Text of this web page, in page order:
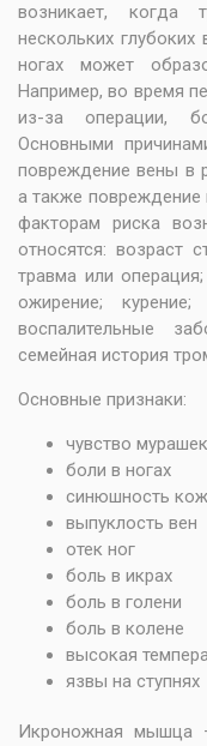
возникает, когда
нескольких
ногах может
Например, во время
из-за операции,
Основными
повреждение вены в
а также повреждение
факторам риска
относятся: возраст
травма или
ожирение; курение;
воспалительные
семейная история
Основные признаки:
чувство
боли в ногах
синюшность
выпуклость вен
отек ног
боль в икрах
боль в голени
боль в колене
высокая
язвы на ступнях
Икроножная мышца